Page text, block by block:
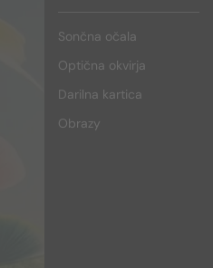
Sončna očala
Optična okvirja
Darilna kartica
Obrazy